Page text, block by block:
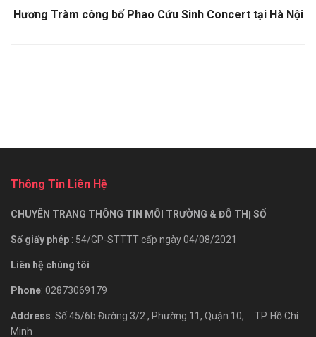
Hương Tràm công bố Phao Cứu Sinh Concert tại Hà Nội
Thông Tin Liên Hệ
CHUYÊN TRANG THÔNG TIN MÔI TRƯỜNG & ĐÔ THỊ SỐ
Số giấy phép : 54/GP-STTTT cấp ngày 04/08/2021
Liên hệ chúng tôi
Phone: 02873069179
Address: Số 45/6b Đường 3/2., Phường 11, Quận 10, TP. Hồ Chí
Minh